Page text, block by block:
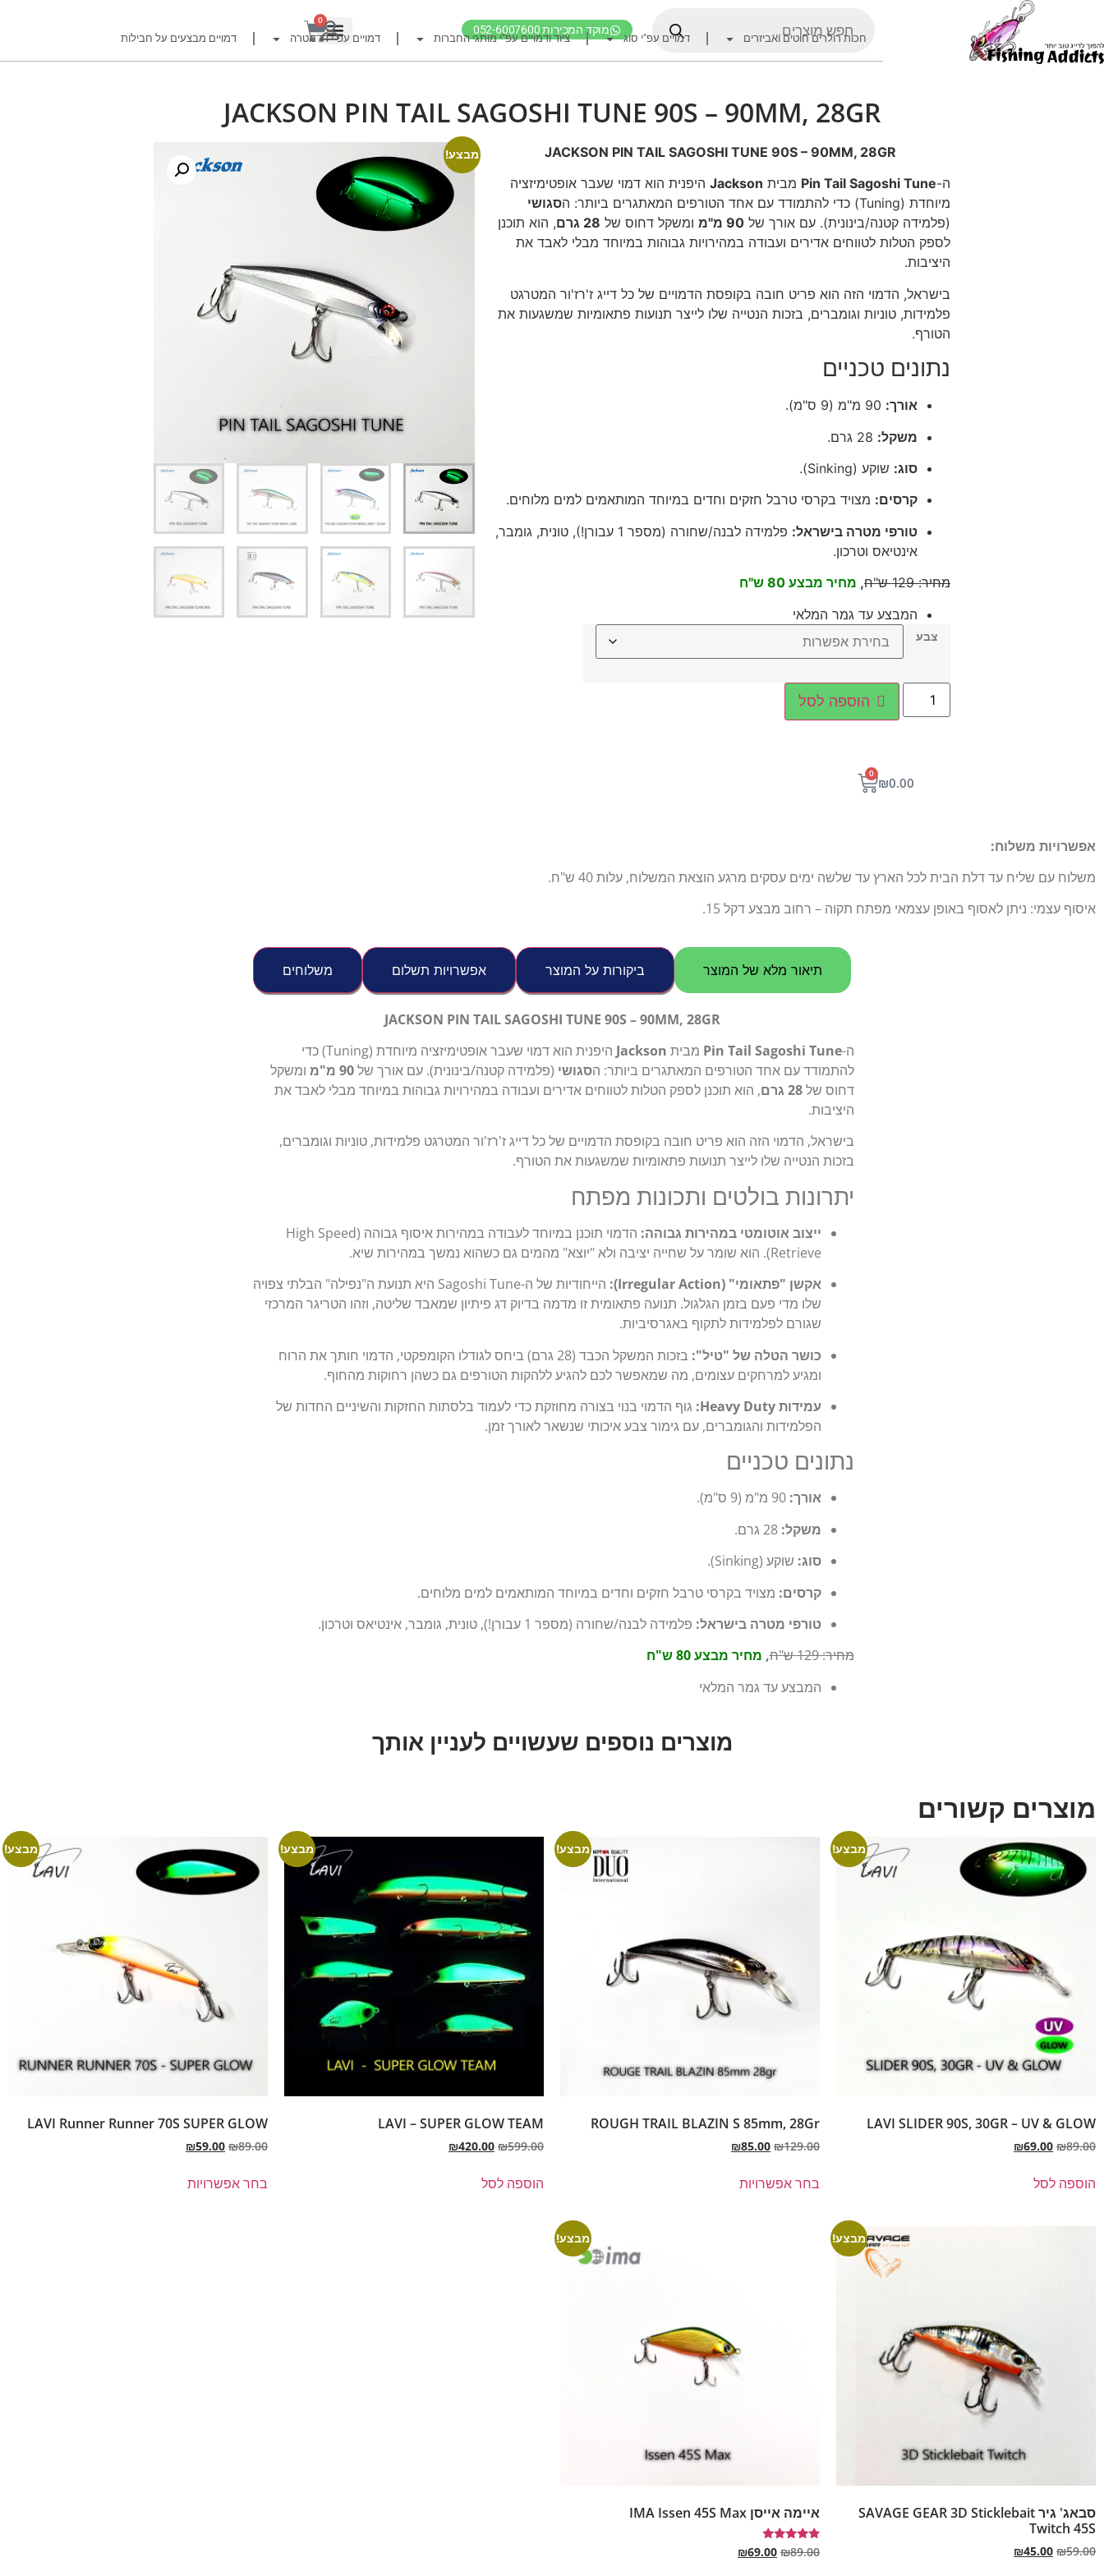
מוקד המכירות 052-6007600
דף הבית
דמויים מומלצים לדיג זרזור
חכות
רולרים
אביזרים לרולר
חוטי דיג מומלצים לזרזור
קרסי דייג ואביזרים מומלצים לדייג זרזור
חפש ציוד לפי מותג חברה
0
חכות רולרים חוטים ואביזרים דמויים עפ"י סוג ציוד ודמויים עפ"י מותגי החברות דמויים עפ"י דג מטרה דמויים מבצעים על חבילות
JACKSON PIN TAIL SAGOSHI TUNE 90S – 90MM, 28GR
JACKSON PIN TAIL SAGOSHI TUNE 90S – 90MM, 28GR
ה-Pin Tail Sagoshi Tune מבית Jackson היפנית הוא דמוי שעבר אופטימיזציה
מיוחדת (Tuning) כדי להתמודד עם אחד הטורפים המאתגרים ביותר: ה
סגושי
(פלמידה קטנה/בינונית). עם אורך של 90 מ"מ ומשקל דחוס של 28 גרם
, הוא תוכנן
לספק הטלות לטווחים אדירים ועבודה במהירויות גבוהות במיוחד מבלי לאבד את
היציבות.
בישראל, הדמוי הזה הוא פריט חובה בקופסת הדמויים של כל דייג ז'רז'ור המטרגט
פלמידות, טוניות וגומברים, בזכות הנטייה שלו לייצר תנועות פתאומיות שמשגעות את
הטורף.
נתונים טכניים
אורך:
משקל:
סוג: שוקע (Sinking).
קרסים: מצויד בקרסי טרבל חזקים וחדים במיוחד המותאמים למים מלוחים.
טורפי מטרה בישראל:
פלמידה לבנה/שחורה (מספר 1 עבורן!), טונית, גומבר,
אינטיאס וטרכון.
מחיר:
129 ש"ח, מחיר מבצע 80 ש"ח
המבצע עד גמר המלאי
צבע
הוספה לסל
₪0.00
0
מבצע!
אפשרויות משלוח:
משלוח עם שליח עד דלת הבית לכל הארץ עד שלשה ימים עסקים מרגע הוצאת המשלוח, עלות 40 ש"ח.
איסוף עצמי: ניתן לאסוף באופן עצמאי מפתח תקוה – רחוב מבצע דקל 15.
תיאור מלא של המוצר ביקורות על המוצר אפשרויות תשלום משלוחים
JACKSON PIN TAIL SAGOSHI TUNE 90S – 90MM, 28GR
ה-Pin Tail Sagoshi Tune מבית Jackson
היפנית הוא דמוי שעבר אופטימיזציה מיוחדת (Tuning) כדי
להתמודד עם אחד הטורפים המאתגרים ביותר: הסגושי (פלמידה קטנה/בינונית). עם אורך של90 מ"מ
ומשקל
דחוס של28 גרם
, הוא תוכנן לספק הטלות לטווחים אדירים ועבודה במהירויות גבוהות במיוחד מבלי לאבד את
היציבות.
בישראל, הדמוי הזה הוא פריט חובה בקופסת הדמויים של כל דייג ז'רז'ור המטרגט פלמידות, טוניות וגומברים,
בזכות הנטייה שלו לייצר תנועות פתאומיות שמשגעות את הטורף.
יתרונות בולטים ותכונות מפתח
ייצוב אוטומטי במהירות גבוהה:
הדמוי תוכנן במיוחד לעבודה במהירות איסוף גבוהה (High Speed
Retrieve). הוא שומר על שחייה יציבה ולא "יוצא" מהמים גם כשהוא נמשך במהירות שיא.
אקשן "פתאומי" (Irregular Action):
הייחודיות של ה-Sagoshi Tune היא תנועת ה"נפילה" הבלתי צפויה
שלו מדי פעם בזמן הגלגול. תנועה פתאומית זו מדמה בדיוק דג פיתיון שמאבד שליטה, וזהו הטריגר המרכזי
שגורם לפלמידות לתקוף באגרסיביות.
כושר הטלה של "טיל":
בזכות המשקל הכבד (28 גרם) ביחס לגודלו הקומפקטי, הדמוי חותך את הרוח
ומגיע למרחקים עצומים, מה שמאפשר לכם להגיע ללהקות הטורפים גם כשהן רחוקות מהחוף.
עמידות Heavy Duty:
גוף הדמוי בנוי בצורה מחוזקת כדי לעמוד בלסתות החזקות והשיניים החדות של
הפלמידות והגומברים, עם גימור צבע איכותי שנשאר לאורך זמן.
נתונים טכניים
אורך: 90 מ"מ (9 ס"מ).
משקל: 28 גרם.
סוג: שוקע (Sinking).
קרסים: מצויד בקרסי טרבל חזקים וחדים במיוחד המותאמים למים מלוחים.
טורפי מטרה בישראל: פלמידה לבנה/שחורה (מספר 1 עבורן!), טונית, גומבר, אינטיאס וטרכון.
מחיר:
129ש"ח, מחיר מבצע 80 ש"ח
המבצע עד גמר המלאי
מוצרים נוספים שעשויים לעניין אותך
מוצרים קשורים
מבצע!
LAVI SLIDER 90S, 30GR – UV & GLOW
₪89.00
₪69.00
הוספה לסל
מבצע!
ROUGH TRAIL BLAZIN S 85mm, 28Gr
₪129.00
₪85.00
בחר אפשרויות
מבצע!
LAVI – SUPER GLOW TEAM
₪599.00
₪420.00
הוספה לסל
מבצע!
LAVI Runner Runner 70S SUPER GLOW
₪89.00
₪59.00
בחר אפשרויות
מבצע!
סבאג' גיר SAVAGE GEAR 3D Sticklebait
Twitch 45S
₪59.00
₪45.00
מבצע!
איימה אייסן IMA Issen 45S Max
דורג
5.00
₪89.00
₪69.00